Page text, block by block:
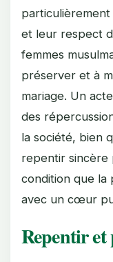
et leur respect
femmes
préserver et à
mariage. Un
des
la société, bien
repentir
condition que la
avec un cœur
Repentir